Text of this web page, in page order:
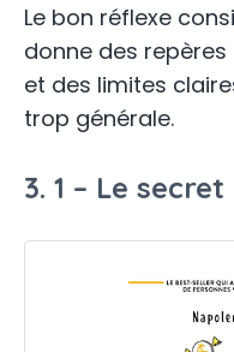
Le bon réflexe
donne des
et des limites
trop générale.
3. 1 – Le